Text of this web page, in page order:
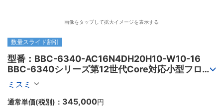
画像をタップして拡大イメージを表示する
数量スライド割引
型番：BBC-6340-AC16N4DH20H10-W10-16
BBC-6340シリーズ第12世代Core対応小型フロア
マウントPC2PCI/2PCIe
ミスミ
通常単価(税別)： 345,000円